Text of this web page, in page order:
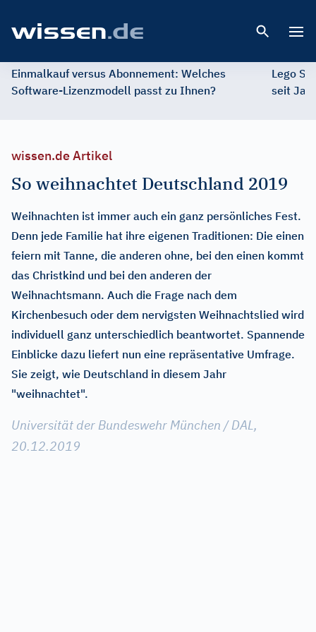
Einmalkauf versus Abonnement: Welches
Software-Lizenzmodell passt zu Ihnen?
Lego
seit
wissen.de Artikel
So weihnachtet Deutschland 2019
Weihnachten ist immer auch ein ganz persönliches Fest.
Denn jede Familie hat ihre eigenen Traditionen: Die einen
feiern mit Tanne, die anderen ohne, bei den einen kommt
das Christkind und bei den anderen der
Weihnachtsmann. Auch die Frage nach dem
Kirchenbesuch oder dem nervigsten Weihnachtslied wird
individuell ganz unterschiedlich beantwortet. Spannende
Einblicke dazu liefert nun eine repräsentative Umfrage.
Sie zeigt, wie Deutschland in diesem Jahr
"weihnachtet".
Universität der Bundeswehr München / DAL,
20.12.2019